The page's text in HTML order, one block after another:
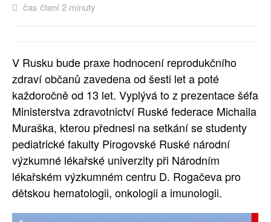
čas čtení 2 minuty
V Rusku bude praxe hodnocení reprodukčního
zdraví občanů zavedena od šesti let a poté
každoročně od 13 let. Vyplývá to z prezentace šéfa
Ministerstva zdravotnictví Ruské federace Michaila
Muraška, kterou přednesl na setkání se studenty
pediatrické fakulty Pirogovské Ruské národní
výzkumné lékařské univerzity při Národním
lékařském výzkumném centru D. Rogačeva pro
dětskou hematologii, onkologii a imunologii.